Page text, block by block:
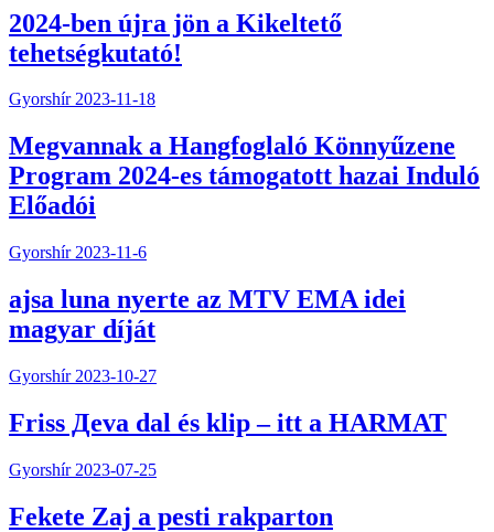
2024-ben újra jön a Kikeltető
tehetségkutató!
Gyorshír 2023-11-18
Megvannak a Hangfoglaló Könnyűzene
Program 2024-es támogatott hazai Induló
Előadói
Gyorshír 2023-11-6
ajsa luna nyerte az MTV EMA idei
magyar díját
Gyorshír 2023-10-27
Friss Дeva dal és klip – itt a HARMAT
Gyorshír 2023-07-25
Fekete Zaj a pesti rakparton